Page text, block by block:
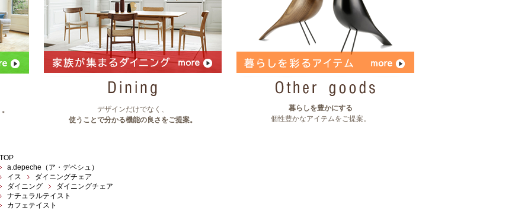
デザインだけでなく、
使うことで分かる機能の良さをご提案。
暮らしを豊かにする
個性豊かなアイテムをご提案。
TOP
a.depeche（ア・デペシュ）
イス
ダイニングチェア
ダイニング
ダイニングチェア
ナチュラルテイスト
カフェテイスト